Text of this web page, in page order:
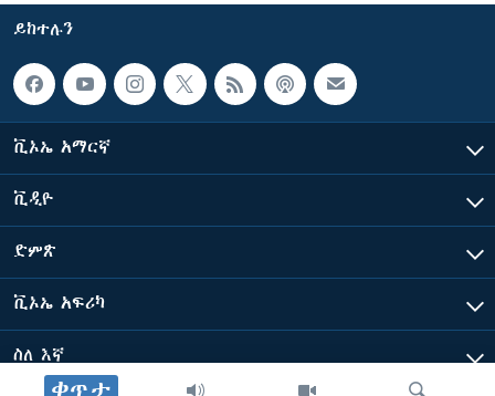
ይከተሉን
ቪኦኤ አማርኛ
ቪዲዮ
ድምጽ
ቪኦኤ አፍሪካ
ስለ እኛ